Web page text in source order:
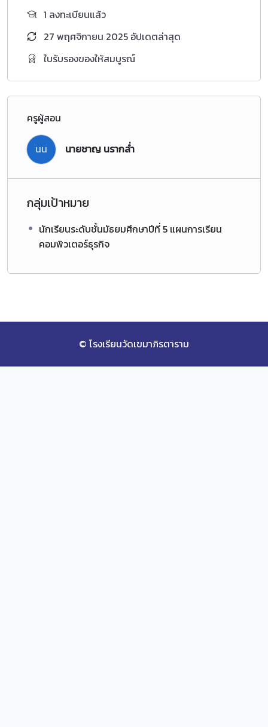
1 ลงทะเบียนแล้ว
27 พฤศจิกายน 2025 อัปเดตล่าสุด
ใบรับรองของให้สมบูรณ์
ครูผู้สอน
นน นายชาญ นรากล่ำ
กลุ่มเป้าหมาย
นักเรียนระดับชั้นมัธยมศึกษาปีที่ 5 แผนการเรียน
คอมพิวเตอร์ธุรกิจ
© โรงเรียนวัดเขมาภิรตาราม